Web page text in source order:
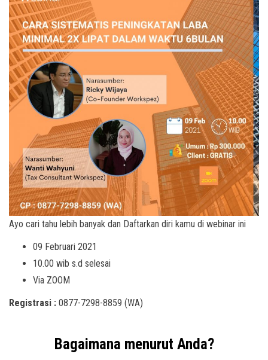
Ayo cari tahu lebih banyak dan Daftarkan diri kamu di webinar ini
09 Februari 2021
10.00 wib s.d selesai
Via ZOOM
Registrasi : 0877-7298-8859 (WA)
Bagaimana menurut Anda?